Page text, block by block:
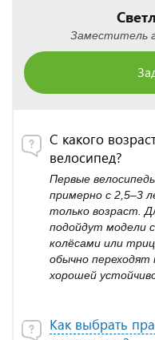
Заместитель
С какого
велосипед?
Первые
примерно с 2,5–3
только возраст.
подойдут модели
колёсами или
обычно переходят
хорошей
Как выбрать